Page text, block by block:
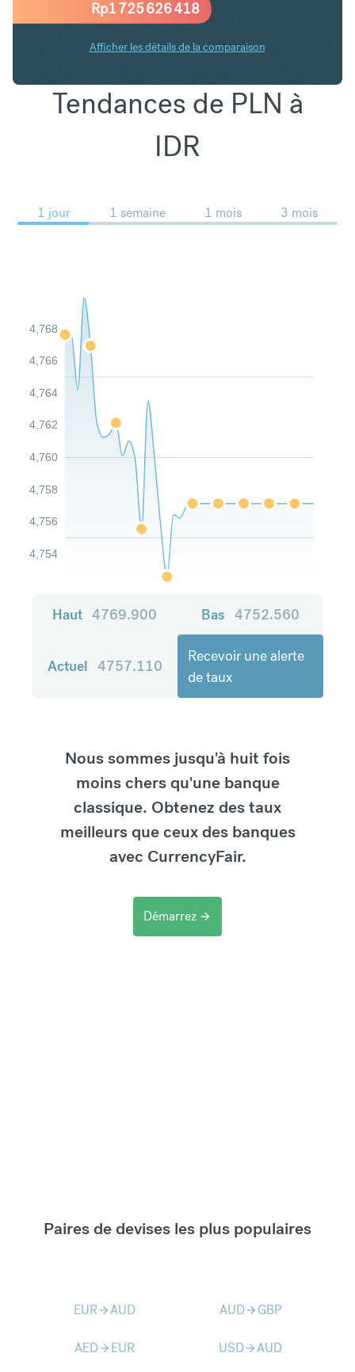
Rp1 725 626 418
Afficher les détails de la comparaison
Tendances de PLN à
IDR
1 jour 1 semaine 1 mois 3 mois
4,754
4,756
4,758
4,760
4,762
4,764
4,766
4,768
Haut 4769.900 Bas 4752.560
Actuel 4757.110
Recevoir une alerte
de taux
Nous sommes jusqu'à huit fois
moins chers qu'une banque
classique. Obtenez des taux
meilleurs que ceux des banques
avec CurrencyFair.
Démarrez arrow_forward
Paires de devises les plus populaires
EURarrow_forwardAUD AUDarrow_forward GBP
AEDarrow_forward EUR USDarrow_forwardAUD